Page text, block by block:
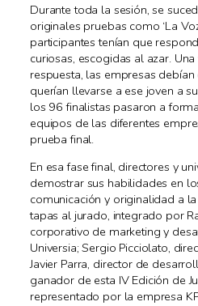
Durante toda la sesión, se
originales pruebas como ‘La
participantes tenían que
curiosas, escogidas al azar.
respuesta, las empresas
querían llevarse a ese joven a
los 96 finalistas pasaron a
equipos de las diferentes
prueba final.
En esa fase final, directores y
demostrar sus habilidades en
comunicación y originalidad a
tapas al jurado, integrado por
corporativo de marketing y
Universia; Sergio Picciolato,
Javier Parra, director de
ganador de esta IV Edición de
representado por la empresa